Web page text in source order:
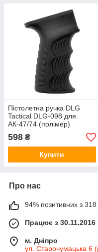
Пістолетна ручка DLG
Tactical DLG-098 для
АК-47/74 (полімер)
гумова, чорна
598 ₴
Купити
Про нас
94% позитивних з 318
Працює з 30.11.2016
м. Дніпро
ул. Старочумацька 6